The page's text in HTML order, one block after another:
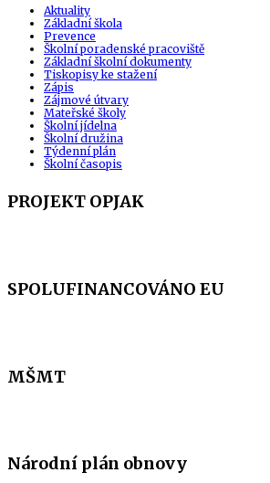
Aktuality
Základní škola
Prevence
Školní poradenské pracoviště
Základní školní dokumenty
Tiskopisy ke stažení
Zápis
Zájmové útvary
Mateřské školy
Školní jídelna
Školní družina
Týdenní plán
Školní časopis
PROJEKT OPJAK
SPOLUFINANCOVÁNO EU
MŠMT
Národní plán obnovy